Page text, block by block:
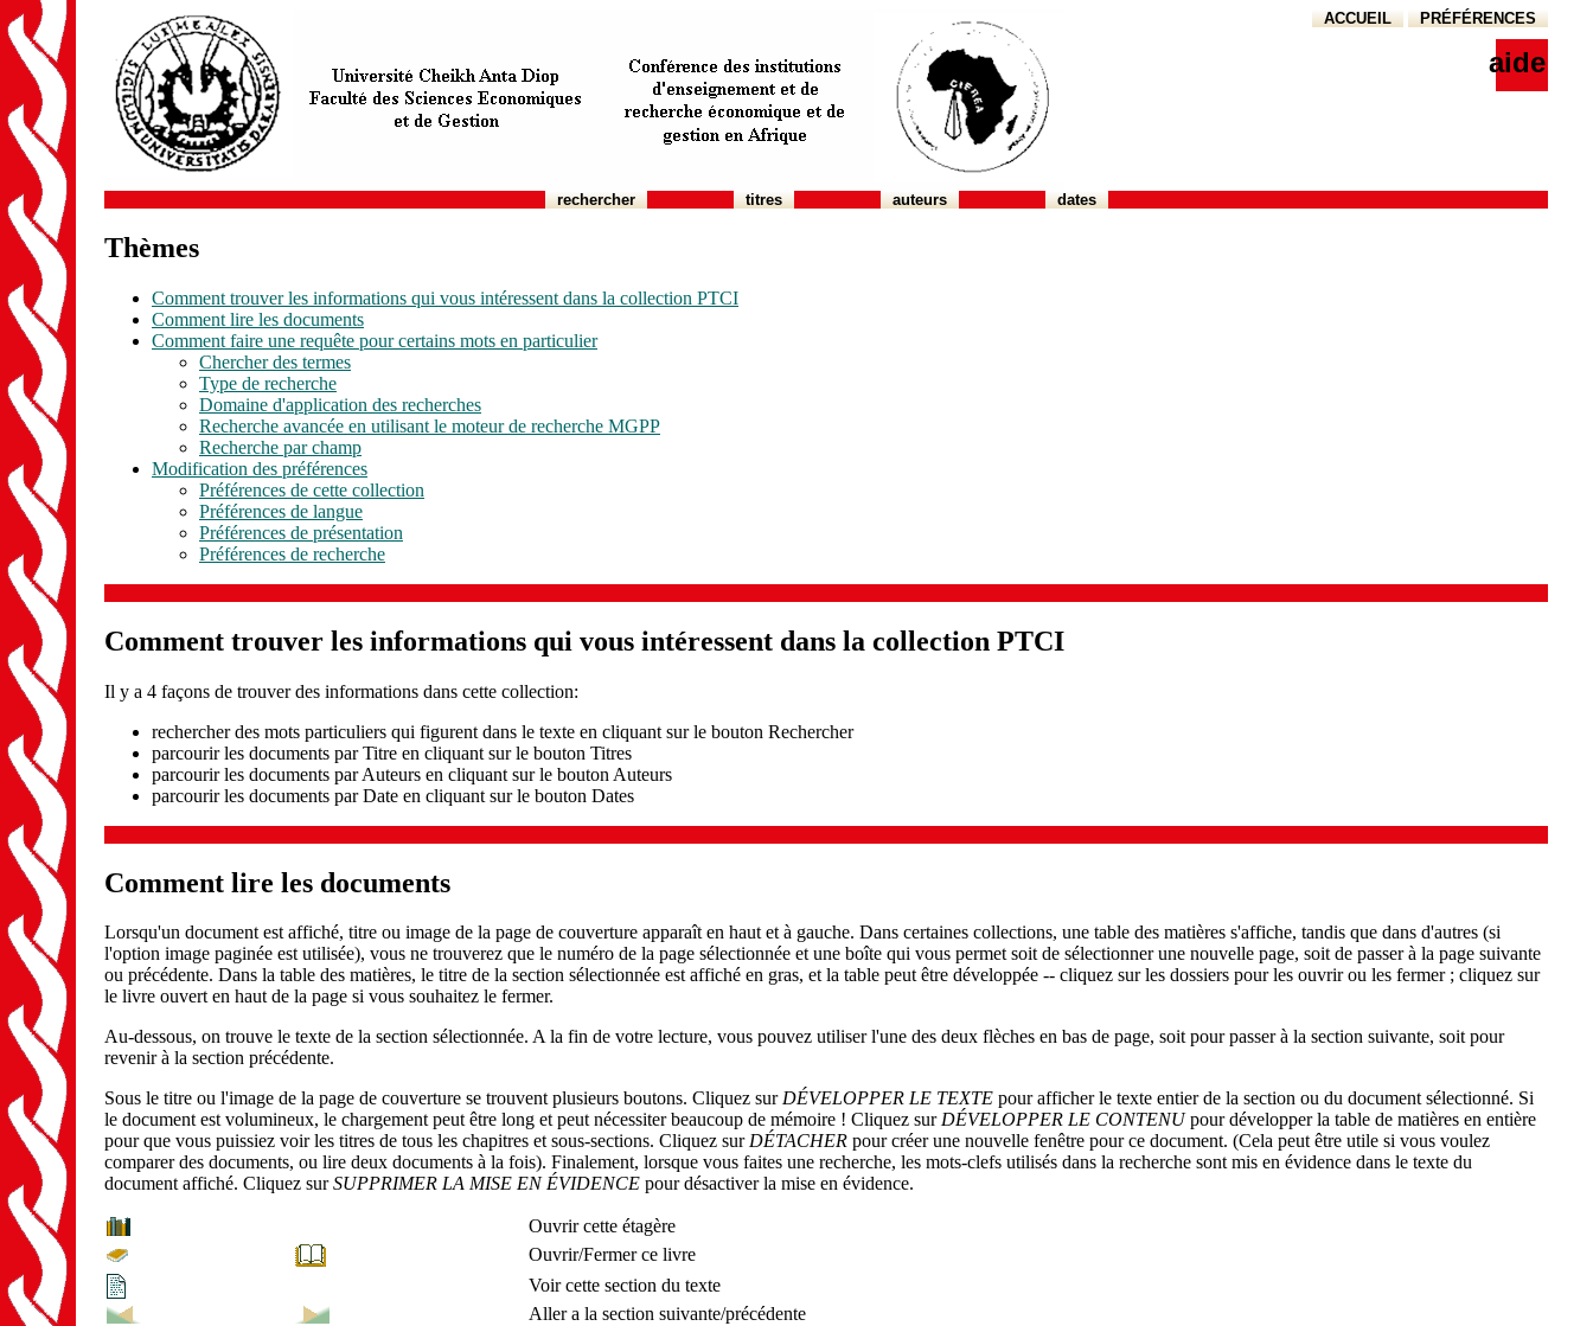
ACCUEIL PRÉFÉRENCES
aide
rechercher titres auteurs dates
Thèmes
Comment trouver les informations qui vous intéressent dans la collection PTCI
Comment lire les documents
Comment faire une requête pour certains mots en particulier
Chercher des termes
Type de recherche
Domaine d'application des recherches
Recherche avancée en utilisant le moteur de recherche MGPP
Recherche par champ
Modification des préférences
Préférences de cette collection
Préférences de langue
Préférences de présentation
Préférences de recherche
Comment trouver les informations qui vous intéressent dans la collection PTCI
Il y a 4 façons de trouver des informations dans cette collection:
rechercher des mots particuliers qui figurent dans le texte en cliquant sur le bouton Rechercher
parcourir les documents par Titre en cliquant sur le bouton Titres
parcourir les documents par Auteurs en cliquant sur le bouton Auteurs
parcourir les documents par Date en cliquant sur le bouton Dates
Comment lire les documents
Lorsqu'un document est affiché, titre ou image de la page de couverture apparaît en haut et à gauche. Dans certaines collections, une table des matières s'affiche, tandis que dans d'autres (si
l'option image paginée est utilisée), vous ne trouverez que le numéro de la page sélectionnée et une boîte qui vous permet soit de sélectionner une nouvelle page, soit de passer à la page suivante
ou précédente. Dans la table des matières, le titre de la section sélectionnée est affiché en gras, et la table peut être développée -- cliquez sur les dossiers pour les ouvrir ou les fermer ; cliquez sur
le livre ouvert en haut de la page si vous souhaitez le fermer.
Au-dessous, on trouve le texte de la section sélectionnée. A la fin de votre lecture, vous pouvez utiliser l'une des deux flèches en bas de page, soit pour passer à la section suivante, soit pour
revenir à la section précédente.
Sous le titre ou l'image de la page de couverture se trouvent plusieurs boutons. Cliquez surDÉVELOPPER LE TEXTE pour afficher le texte entier de la section ou du document sélectionné. Si
le document est volumineux, le chargement peut être long et peut nécessiter beaucoup de mémoire ! Cliquez surDÉVELOPPER LE CONTENUpour développer la table de matières en entière
pour que vous puissiez voir les titres de tous les chapitres et sous-sections. Cliquez surDÉTACHER pour créer une nouvelle fenêtre pour ce document. (Cela peut être utile si vous voulez
comparer des documents, ou lire deux documents à la fois). Finalement, lorsque vous faites une recherche, les mots-clefs utilisés dans la recherche sont mis en évidence dans le texte du
document affiché. Cliquez surSUPPRIMER LA MISE EN ÉVIDENCE pour désactiver la mise en évidence.
Ouvrir cette étagère
Ouvrir/Fermer ce livre
Voir cette section du texte
Aller a la section suivante/précédente